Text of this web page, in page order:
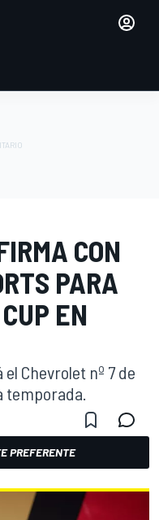
CON
PARA
EN
Chevrolet nº 7 de
PREFERENTE